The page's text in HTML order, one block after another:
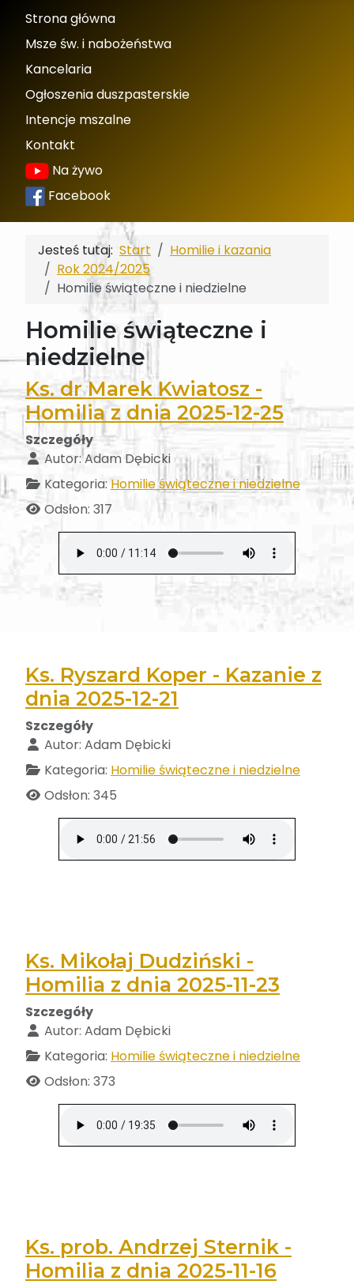
Strona główna
Msze św. i nabożeństwa
Kancelaria
Ogłoszenia duszpasterskie
Intencje mszalne
Kontakt
Na żywo
Facebook
Jesteś tutaj: Start
Homilie i kazania
Rok 2024/2025
Homilie świąteczne i niedzielne
Homilie świąteczne i
niedzielne
Ks. dr Marek Kwiatosz -
Homilia z dnia 2025-12-25
Szczegóły
Autor:Adam Dębicki
Kategoria:Homilie świąteczne i niedzielne
Odsłon: 317
Ks. Ryszard Koper - Kazanie z
dnia 2025-12-21
Szczegóły
Autor: Adam Dębicki
Kategoria: Homilie świąteczne i niedzielne
Odsłon: 345
Ks. Mikołaj Dudziński -
Homilia z dnia 2025-11-23
Szczegóły
Autor: Adam Dębicki
Kategoria: Homilie świąteczne i niedzielne
Odsłon: 373
Ks. prob. Andrzej Sternik -
Homilia z dnia 2025-11-16